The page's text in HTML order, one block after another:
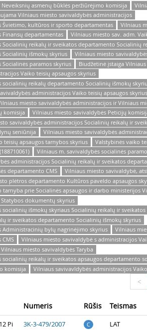
asmenų būklės peržiūrėjimo komisija
Vilniaus miesto savivaldybės administracijos
kultūros ir sporto departamentas
Vilniaus
departamentas
Vilniaus miesto sav. adm.
reikalų ir sveikatos departamento Socialinių
Socialinių išmokų skyrius
Vilniaus miesto
paramos skyrius
Biudžetinė įstaiga
Vaiko teisių apsaugos skyrius
reikalų departamento Socialinių išmokų
administracijos Vaiko teisių apsaugos skyrius
miesto savivaldybės administracijos ir Vilniaus
komisija
Vilniaus miesto savivaldybės Peticijų
savivaldybės administracijos Socialinių reikalų ir
seniūnija
Vilniaus miesto savivaldybės
teisių apsaugos tarnybos skyrius
Valstybinės vaiko
Vilniaus m. savivaldybės socialinės
administracijos Socialinių reikalų ir sveikatos
departamento CMS
Vilniaus miesto savivaldybė,
plėtros departamento Kultūros paveldo apsaugos
prie Socialinės apsaugos ir darbo ministerijos
dokumentų skyrius
išmokų skyriaus Socialinių reikalų ir
ir sveikatos departamento Socialinių išmokų skyrius
Administracinių bylų nagrinėjimo skyrius
Vilniaus
Vilniaus miesto savivaldybė s administracijos
miesto savivaldybės Taryba
reikalų ir sveikatos apsaugos departamento
komisija
Vilniaus savivavldybės administracijos
<
Numeris Rūšis Teismas
Pi 3K-3-479/2007 C LAT